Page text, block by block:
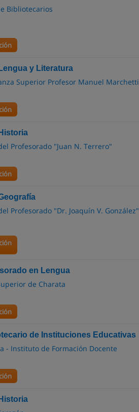
Bibliotecarios
y Literatura
Superior Profesor Manuel Marchetti
Profesorado "Juan N. Terrero"
Profesorado "Dr. Joaquín V. González"
en Lengua
de Charata
de Instituciones Educativas
- Instituto de Formación Docente